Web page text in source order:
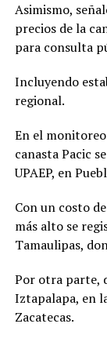
Asimismo,
precios de la
para consulta
Incluyendo
regional.
En el
canasta Pacic
UPAEP, en
Con un costo
más alto se
Tamaulipas,
Por otra parte,
Iztapalapa, en
Zacatecas.